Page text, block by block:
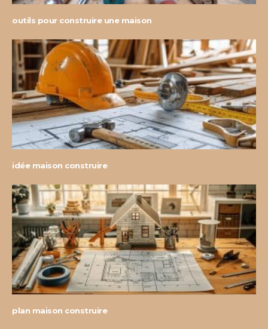
outils pour construire une maison
idée maison construire
plan maison construire